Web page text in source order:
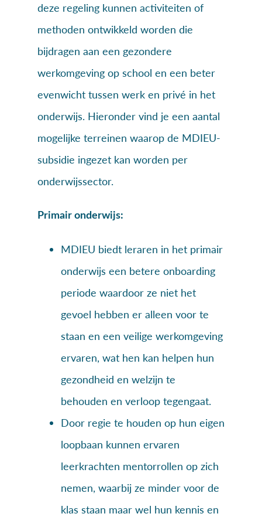
deze regeling kunnen activiteiten of
methoden ontwikkeld worden die
bijdragen aan een gezondere
werkomgeving op school en een beter
evenwicht tussen werk en privé in het
onderwijs. Hieronder vind je een aantal
mogelijke terreinen waarop de MDIEU-
subsidie ingezet kan worden per
onderwijssector.
Primair onderwijs:
MDIEU biedt leraren in het primair
onderwijs een betere onboarding
periode waardoor ze niet het
gevoel hebben er alleen voor te
staan en een veilige werkomgeving
ervaren, wat hen kan helpen hun
gezondheid en welzijn te
behouden en verloop tegengaat.
Door regie te houden op hun eigen
loopbaan kunnen ervaren
leerkrachten mentorrollen op zich
nemen, waarbij ze minder voor de
klas staan maar wel hun kennis en